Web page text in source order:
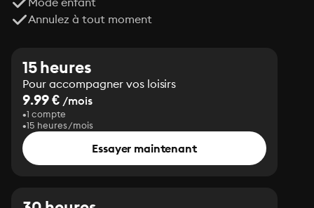
Pubblicato per la prima volta nel 1967, Il potere del
cane è un’opera che depone i fronzoli della retorica e,
tinte livide una torbida vicenda familiare, capace di
confermare la posizione centrale di Thomas Savage
nella grande letteratura americana.
Annulez à tout moment
15 heures
Pour accompagner vos loisirs
9.99 € /mois
1 compte
15 heures/mois
Essayer maintenant